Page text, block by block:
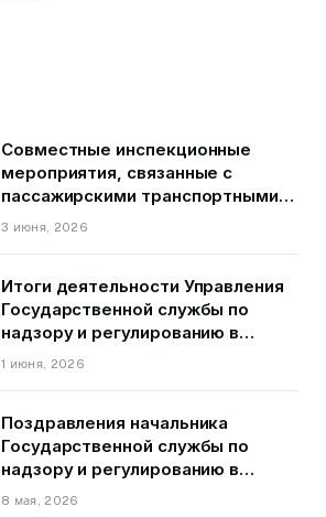
Совместные инспекционные
мероприятия, связанные с
пассажирскими транспортными
средствами на территории
3 июня, 2026
Итоги деятельности Управления
Государственной службы по
надзору и регулированию в
области транспорта ГБАО в
1 июня, 2026
Поздравления начальника
Государственной службы по
надзору и регулированию в
области транспорта Курбонзода
8 мая, 2026